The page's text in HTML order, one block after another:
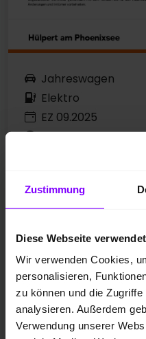
Zustimmung
Diese Webseite
Wir verwenden Cookies,
personalisieren,
zu können und die
analysieren. Außerdem
Verwendung unserer
Jahreswagen
Elektro
EZ 09.2025
Uranograu
Automatik
SITZHEIZUNG
Preis inkl. MwSt.
37.777,00 EUR